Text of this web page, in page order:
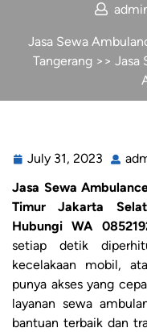
Jasa Sewa
Tangerang>> Jasa
July 31, 2023
Jasa Sewa
Timur Jakarta
Hubungi WA
setiap detik
kecelakaan mobil,
punya akses yang
layanan sewa
bantuan terbaik dan